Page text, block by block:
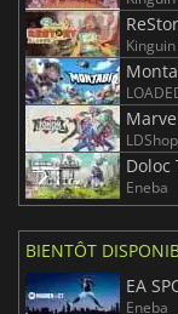
Kinguin
LDShop
Doloc
Eneba
BIENTÔT
EA
Eneba